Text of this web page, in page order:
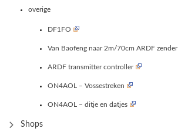
overige
DF1FO
Van Baofeng naar 2m/70cm ARDF zender
ARDF transmitter controller
ON4AOL – Vossestreken
ON4AOL – ditje en datjes
Shops